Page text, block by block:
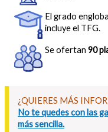
El grado engloba
incluye el TFG.
Se ofertan 90
¿QUIERES MÁS
No te quedes con las
más sencilla.